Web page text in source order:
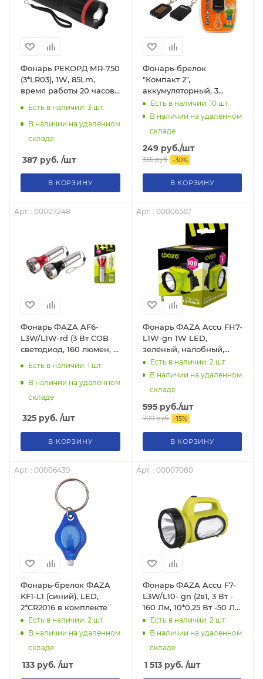
Фонарь РЕКОРД МR-750
(3*LR03), 1W, 85Lm,
время работы 20 часов,
метров, корпус
резинопластик
Есть в наличии: 3 шт.
В наличии на удаленном
складе
387 руб. /шт
В КОРЗИНУ
Фонарь-брелок
"Компакт 2",
аккумуляторный, 3
светодиода 7 лм/Вт TDM
SQ0350-0024
Есть в наличии: 10шт.
В наличии на удаленном
складе
249руб./шт
355руб. -30%
В КОРЗИНУ
Арт. : 00007248
Фонарь ФАZA AF6-
L3W/L1W-rd (3 Вт COB
светодиод, 160 люмен, 2
алюминиевый сплав
(красный))
Есть в наличии: 1 шт.
В наличии на удаленном
складе
325 руб. /шт
В КОРЗИНУ
Арт. : 00006567
Фонарь ФАZA Accu FH7-
L1W-gn 1W LED,
зелёный, налобный,
аккумуляторный
Есть в наличии: 2 шт.
В наличии на удаленном
складе
595руб./шт
700руб. -15%
В КОРЗИНУ
Арт. : 00006439
Фонарь-брелок ФАZA
KF1-L1 (синий), LED,
2*CR2016 в комплекте
Есть в наличии: 2 шт.
В наличии на удаленном
складе
133 руб. /шт
Арт. : 00007080
Фонарь ФАZA Accu F7-
L3W/L10- gn (2в1, 3 Вт -
160 Лм, 10*0,25 Вт -50 Лм,
зеленый)
Есть в наличии: 2шт.
В наличии на удаленном
складе
1 513руб. /шт